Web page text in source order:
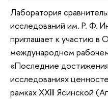
Лаборатория
исследований им. Р. Ф.
приглашает к участию в
международном
«Последние
исследованиях
рамках XXIII Ясинской